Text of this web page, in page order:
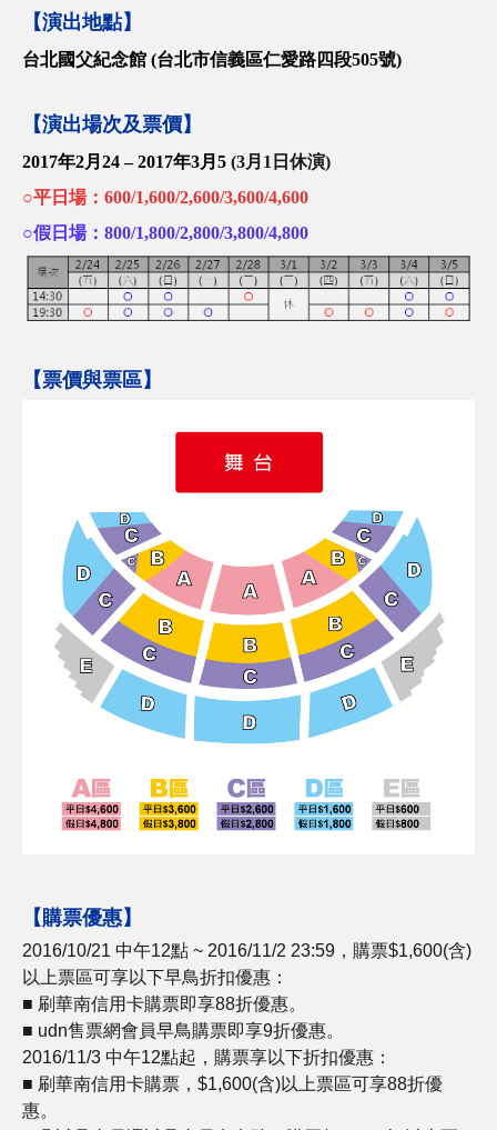
【演出地點】
台北國父紀念館 (台北市信義區仁愛路四段505號)
【演出場次及票價】
2017年2月24 – 2017年3月5 (3月1 日休演)
○平日場：600/1,600/2,600/3,600/4,600
○假日場：800/1,800/2,800/3,800/4,800
【票價與票區】
【購票優惠】
2016/10/21 中午12點 ~ 2016/11/2 23:59，購票$1,600(含)
以上票區可享以下早鳥折扣優惠：
■ 刷華南信用卡購票即享88折優惠。
■ udn售票網會員早鳥購票即享9折優惠。
2016/11/3 中午12點起，購票享以下折扣優惠：
■ 刷華南信用卡購票，$1,600(含)以上票區可享88折優
惠。